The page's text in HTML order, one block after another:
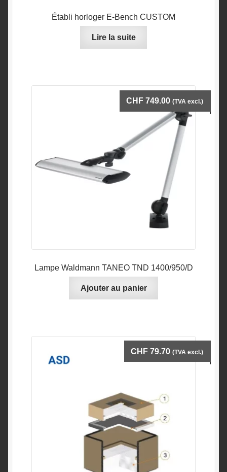
Établi horloger E-Bench CUSTOM
Lire la suite
Lampe Waldmann TANEO TND 1400/950/D
CHF 749.00 (TVA excl.)
Ajouter au panier
CHF 79.70 (TVA excl.)